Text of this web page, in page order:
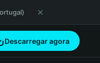
Descarregar agora